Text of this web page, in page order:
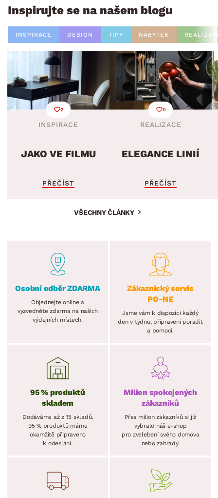
Inspirujte se na našem blogu
INSPIRACE DESIGN TIPY NÁBYTEK
2
INSPIRACE
JAKO VE FILMU
PŘEČÍST
0
REALIZACE
ELEGANCE LINIÍ
PŘEČÍST
VŠECHNY ČLÁNKY
Osobní odběr ZDARMA
Objednejte online a
vyzvedněte zdarma na našich
výdejních místech.
Zákaznický servis
PO–NE
Jsme vám k dispozici každý
den v týdnu, připraveni poradit
a pomoci.
95 % produktů
skladem
Dodáváme až z 15 skladů,
95 % produktů máme
okamžitě připraveno
k odeslání.
Milion spokojených
zákazníků
Přes milion zákazníků si již
vybralo náš e-shop
pro zvelebení svého domova
nebo zahrady.